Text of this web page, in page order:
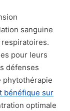
sanguine
pour leurs
défenses
phytothérapie
bénéfique sur
optimale